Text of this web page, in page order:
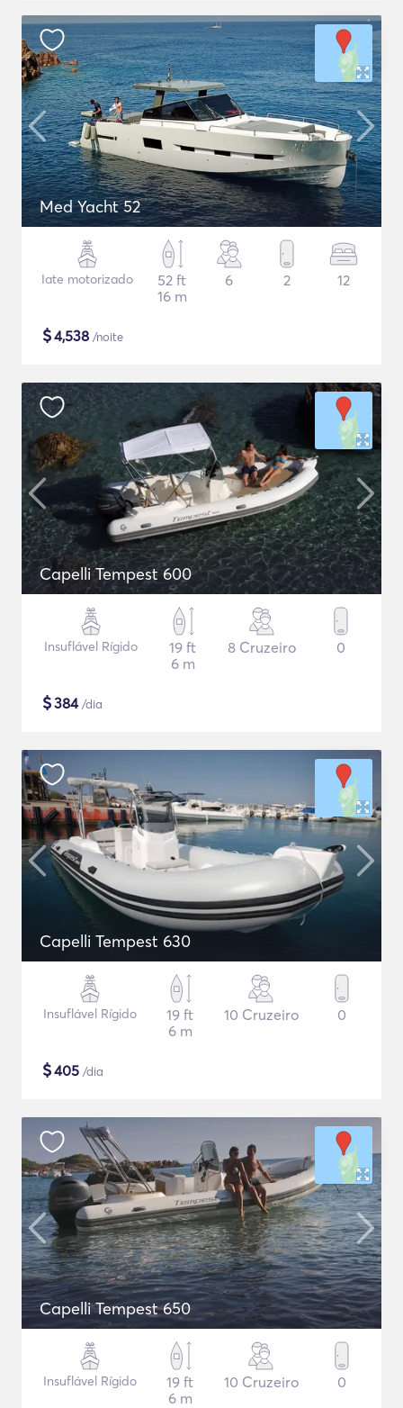
Med Yacht 52
Iate motorizado
52 ft
16 m
6 2 12
$4,538 /noite
Capelli Tempest 600
Insuflável Rígido
19 ft
6 m
8 Cruzeiro 0
$384/dia
Capelli Tempest 630
Insuflável Rígido
19 ft
6 m
10 Cruzeiro 0
$405 /dia
Capelli Tempest 650
Insuflável Rígido
19 ft
6 m
10 Cruzeiro 0